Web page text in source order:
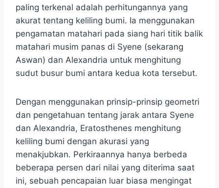
paling terkenal adalah perhitungannya yang
akurat tentang keliling bumi. Ia menggunakan
pengamatan matahari pada siang hari titik balik
matahari musim panas di Syene (sekarang
Aswan) dan Alexandria untuk menghitung
sudut busur bumi antara kedua kota tersebut.
Dengan menggunakan prinsip-prinsip geometri
dan pengetahuan tentang jarak antara Syene
dan Alexandria, Eratosthenes menghitung
keliling bumi dengan akurasi yang
menakjubkan. Perkiraannya hanya berbeda
beberapa persen dari nilai yang diterima saat
ini, sebuah pencapaian luar biasa mengingat